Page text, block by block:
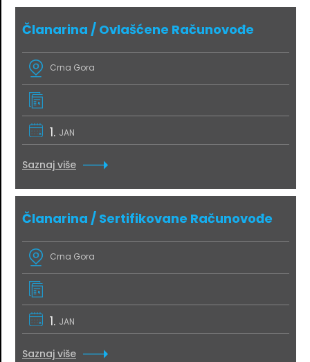
Članarina / Ovlašćene Računovođe
Crna Gora
1. JAN
Saznaj više
Članarina / Sertifikovane Računovođe
Crna Gora
1. JAN
Saznaj više